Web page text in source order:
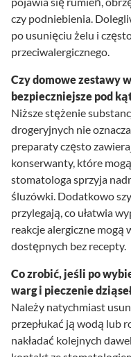
czy podniebienia.
po usunięciu żelu i
przeciwalergicznego.
Czy domowe zestawy
bezpieczniejsze pod
Niższe stężenie
drogeryjnych nie
preparaty często
konserwanty, które
stomatologa sprzyja
śluzówki. Dodatkowo
przylegają, co ułatwia
reakcje alergiczne
dostępnych bez recepty.
Co zrobić, jeśli po
warg i pieczenie
Należy natychmiast
przepłukać ją wodą lub
nakładać kolejnych